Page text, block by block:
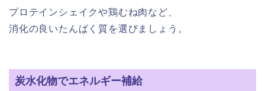
プロテインシェイクや鶏むね肉など、
消化の良いたんぱく質を選びましょう。
炭水化物でエネルギー補給